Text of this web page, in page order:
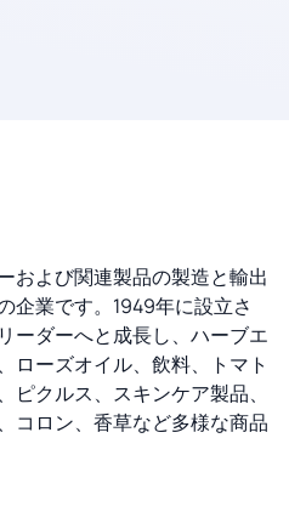
および関連製品の製造と輸出
企業です。1949年に設立さ
ーダーへと成長し、ハーブエ
ローズオイル、飲料、トマト
クルス、スキンケア製品、
コロン、香草など多様な商品